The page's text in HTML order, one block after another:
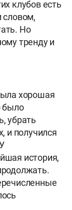
клубов есть
словом,
Но
тренду и
хорошая
было
убрать
и получился
история,